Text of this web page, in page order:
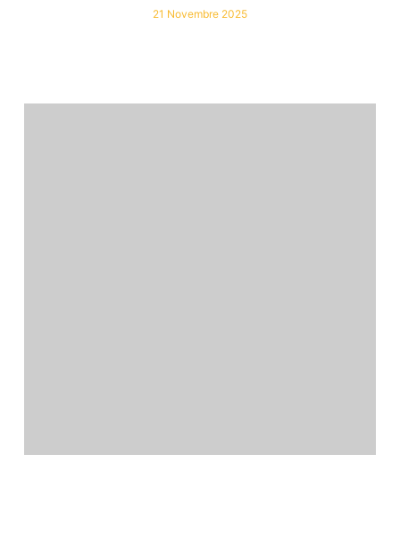
21 Novembre 2025